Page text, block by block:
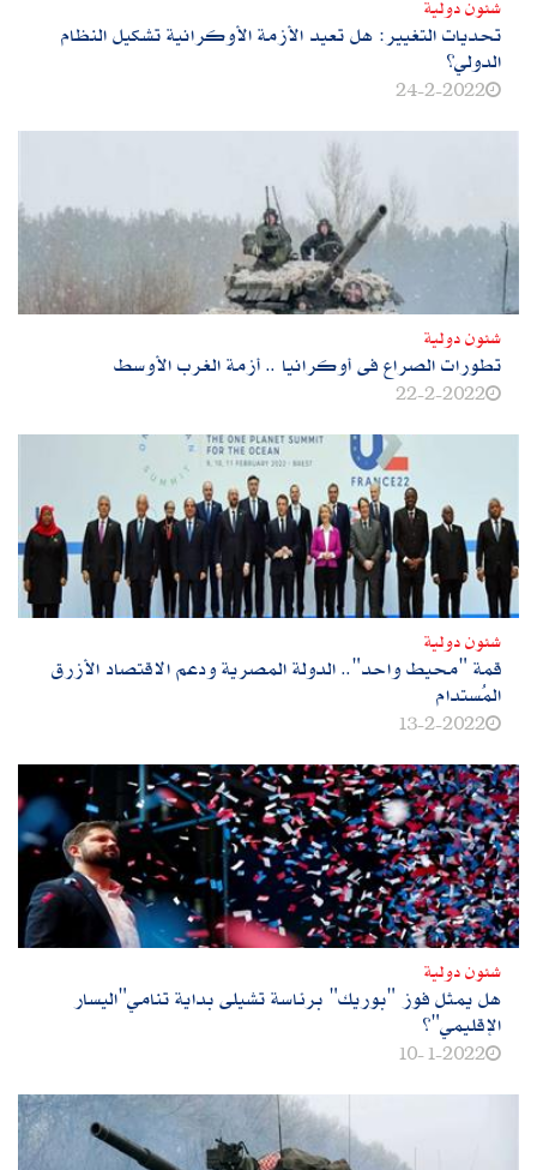
شئون دولية
تحديات التغيير: هل تعيد الأزمة الأوكرانية تشكيل النظام
الدولي؟
24-2-2022
شئون دولية
تطورات الصراع فى أوكرانيا .. أزمة الغرب الأوسط
22-2-2022
شئون دولية
قمة "محيط واحد".. الدولة المصرية ودعم الاقتصاد الأزرق
المُستدام
13-2-2022
شئون دولية
هل يمثل فوز "بوريك" برئاسة تشيلى بداية تنامي"اليسار
الإقليمي"؟
10-1-2022